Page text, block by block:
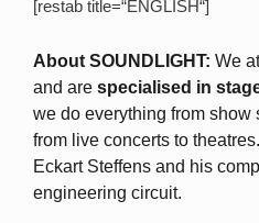
[restab title=“ENGLISH“]
About SOUNDLIGHT: We
and are specialised in
we do everything from show
from live concerts to
Eckart Steffens and his
engineering circuit.